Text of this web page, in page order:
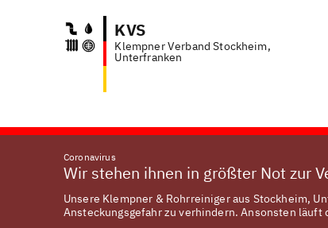
KVS
Klempner Verband Stockheim,
Unterfranken
Coronavirus
Wir stehen ihnen in größter Not zur
Unsere Klempner & Rohrreiniger aus Stockheim,
Ansteckungsgefahr zu verhindern. Ansonsten